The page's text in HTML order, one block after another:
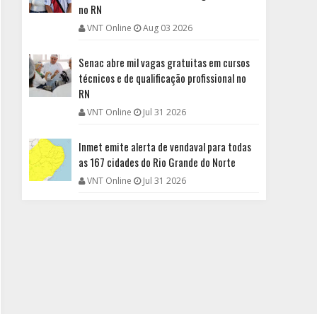
no RN
VNT Online Aug 03 2026
Senac abre mil vagas gratuitas em cursos
técnicos e de qualificação profissional no
RN
VNT Online Jul 31 2026
Inmet emite alerta de vendaval para todas
as 167 cidades do Rio Grande do Norte
VNT Online Jul 31 2026